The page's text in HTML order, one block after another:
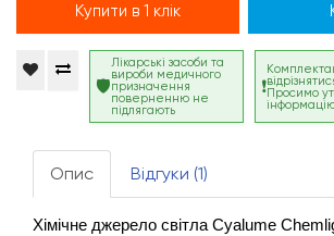
Купити в 1 клік
Лікарські засоби та
вироби медичного
призначення
поверненню не
підлягають
Просимо
Опис Відгуки (1)
Хімічне джерело світла Cyalume